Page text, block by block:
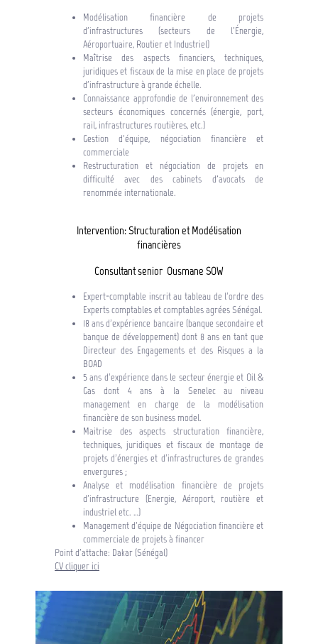
Modélisation financière de projets
d'infrastructures (secteurs de l’Énergie,
Aéroportuaire, Routier et Industriel)
Maîtrise des aspects financiers, techniques,
juridiques et fiscaux de la mise en place de projets
d'infrastructure à grande échelle.
Connaissance approfondie de l'environnement des
secteurs économiques concernés (énergie, port,
rail, infrastructures routières, etc.)
Gestion d'équipe, négociation financière et
commerciale
Restructuration et négociation de projets en
difficulté avec des cabinets d'avocats de
renommée internationale.
Intervention: Structuration et Modélisation
financières
Consultant senior Ousmane SOW
Expert-comptable inscrit au tableau de l’ordre des
Experts comptables et comptables agrées Sénégal.
18 ans d’expérience bancaire (banque secondaire et
banque de développement) dont 8 ans en tant que
Directeur des Engagements et des Risques a la
BOAD
5 ans d’expérience dans le secteur énergie et Oil &
Gas dont 4 ans à la Senelec au niveau
management en charge de la modélisation
financière de son business model.
Maitrise des aspects structuration financière,
techniques, juridiques et fiscaux de montage de
projets d’énergies et d’infrastructures de grandes
envergures ;
Analyse et modélisation financière de projets
d’infrastructure (Energie, Aéroport, routière et
industriel etc. …)
Management d’équipe de Négociation financière et
commerciale de projets à financer
Point d'attache: Dakar (Sénégal)
CV cliquer ici